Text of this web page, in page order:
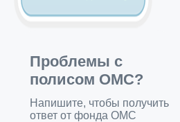
Проблемы с
полисом ОМС?
Напишите, чтобы получить
ответ от фонда ОМС